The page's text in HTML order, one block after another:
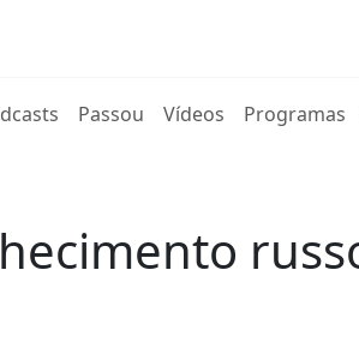
Passou Vídeos Programas